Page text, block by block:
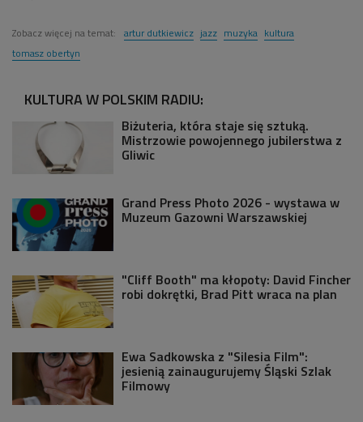
Zobacz więcej na temat: artur dutkiewicz jazz muzyka kultura
tomasz obertyn
KULTURA W POLSKIM RADIU:
Biżuteria, która staje się sztuką.
Mistrzowie powojennego jubilerstwa z
Gliwic
Grand Press Photo 2026 - wystawa w
Muzeum Gazowni Warszawskiej
"Cliff Booth" ma kłopoty: David Fincher
robi dokrętki, Brad Pitt wraca na plan
Ewa Sadkowska z "Silesia Film":
jesienią zainaugurujemy Śląski Szlak
Filmowy